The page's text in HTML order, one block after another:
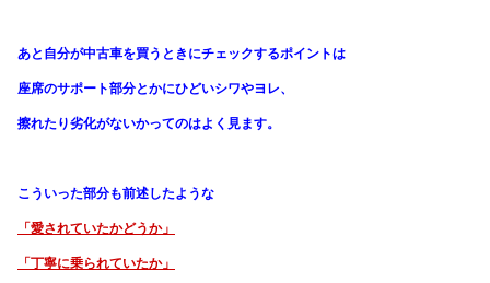
あと自分が中古車を買うときにチェックするポイントは
座席のサポート部分とかにひどいシワやヨレ、
擦れたり劣化がないかってのはよく見ます。
こういった部分も前述したような
「愛されていたかどうか」
「丁寧に乗られていたか」